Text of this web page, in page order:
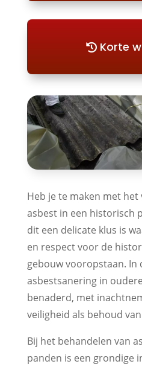
Korte
Heb je te maken met
asbest in een historisch
dit een delicate klus is
en respect voor de
gebouw vooropstaan. In
asbestsanering in
benaderd, met
veiligheid als behoud
Bij het behandelen van
panden is een grondige